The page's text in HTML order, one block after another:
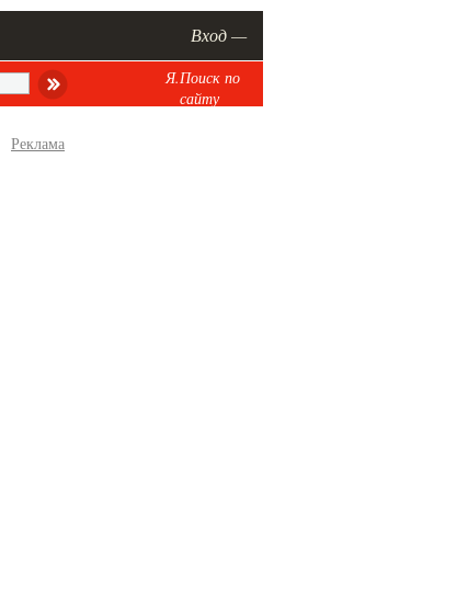
Вход —
Я.Поиск по
сайту
Реклама